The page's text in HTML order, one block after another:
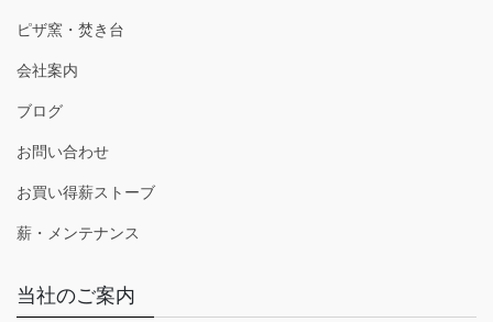
ピザ窯・焚き台
会社案内
ブログ
お問い合わせ
お買い得薪ストーブ
薪・メンテナンス
当社のご案内